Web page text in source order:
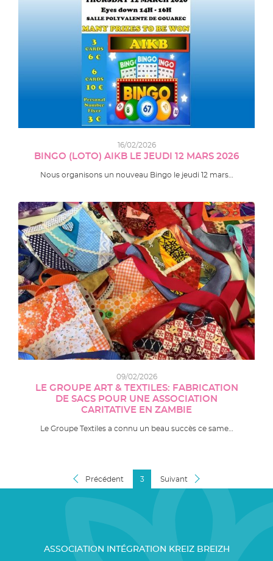
16/02/2026
BINGO (LOTO) AIKB LE JEUDI 12 MARS 2026
Nous organisons un nouveau Bingo le jeudi 12 mars…
09/02/2026
LE GROUPE ART & TEXTILES: FABRICATION
DE SACS POUR UNE ASSOCIATION
CARITATIVE EN ZAMBIE
Le Groupe Textiles a connu un beau succès ce same…
Précédent 3 Suivant
ASSOCIATION INTÉGRATION KREIZ BREIZH